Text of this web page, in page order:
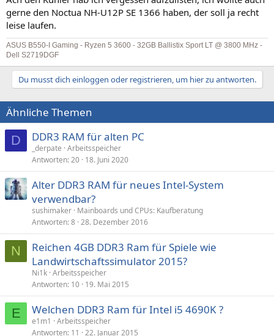
gerne den Noctua NH-U12P SE 1366 haben, der soll ja recht
leise laufen.
ASUS B550-I Gaming - Ryzen 5 3600 - 32GB Ballistix Sport LT @ 3800 MHz -
Dell S2719DGF
Du musst dich einloggen oder registrieren, um hier zu antworten.
Ähnliche Themen
D DDR3 RAM für alten PC
_derpate Arbeitsspeicher
Antworten 20 18. Juni 2020
Alter DDR3 RAM für neues Intel-System
verwendbar?
sushimaker Mainboards und CPUs: Kaufberatung
Antworten 8 28. Dezember 2016
N
Reichen 4GB DDR3 Ram für Spiele wie
Landwirtschaftssimulator 2015?
Ni1k Arbeitsspeicher
Antworten 10 19. Mai 2015
E Welchen DDR3 Ram für Intel i5 4690K ?
e1m1
Arbeitsspeicher
Antworten 11 22. Januar 2015